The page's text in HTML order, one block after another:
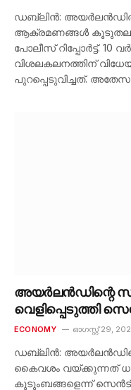
ഡബ്ലിൻ: അയർലൻഡിൽ
ആക്രമണങ്ങൾ
പോലീസ് റിപ്പോർട്ട്.
വിശലകലനത്തിന്
പുറപ്പെടുവിച്ചത്.
അയർലൻഡിന്റെ
വെളിപ്പെടുത്തി
ECONOMY ഓഗസ്റ്റ്‌ 29,
ഡബ്ലിൻ:
കൈവശം വയ്ക്കുന്നത്
കുടുംബങ്ങളെന്ന്